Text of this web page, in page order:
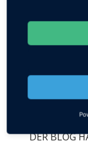
Tags:
Körpererinnerung,
DER BLOG